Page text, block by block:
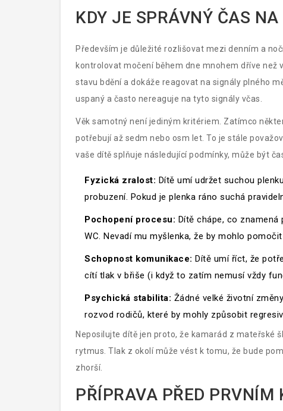
KDY JE SPRÁVNÝ ČAS
Především je důležité rozlišovat mezi denním a
kontrolovat močení během dne mnohem dříve než
stavu bdění a dokáže reagovat na signály plného
uspaný a často nereaguje na tyto signály včas.
Věk samotný není jediným kritériem. Zatímco
potřebují až sedm nebo osm let. To je stále
vaše dítě splňuje následující podmínky, může být
Fyzická zralost: Dítě umí udržet suchou
probuzení. Pokud je plenka ráno suchá
Pochopení procesu: Dítě chápe, co
WC. Nevadí mu myšlenka, že by mohlo
Schopnost komunikace: Dítě umí říct, že
cítí tlak v břiše (i když to zatím nemusí vždy
Psychická stabilita: Žádné velké životní
rozvod rodičů, které by mohly způsobit
Neposilujte dítě jen proto, že kamarád z mateřské
rytmus. Tlak z okolí může vést k tomu, že bude
zhorší.
PŘÍPRAVA PŘED PRVNÍM